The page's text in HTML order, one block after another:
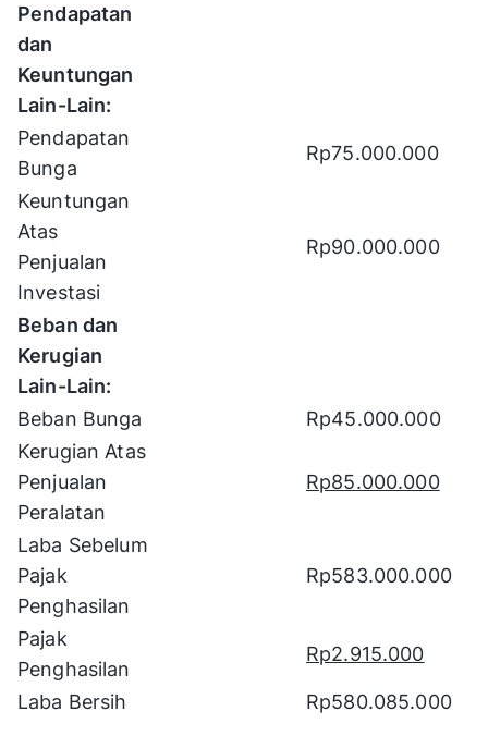
Pendapatan
dan
Keuntungan
Lain-Lain:
Pendapatan
Bunga
Rp75.000.000
Keuntungan
Atas
Penjualan
Investasi
Rp90.000.000
Beban dan
Kerugian
Lain-Lain:
Beban Bunga
Rp45.000.000
Kerugian Atas
Penjualan
Peralatan
Rp85.000.000
Laba Sebelum
Pajak
Penghasilan
Rp583.000.000
Pajak
Penghasilan
Rp2.915.000
Laba Bersih Rp580.085.000